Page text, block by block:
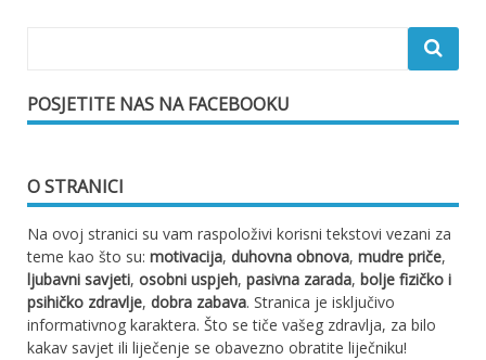
POSJETITE NAS NA FACEBOOKU
O STRANICI
Na ovoj stranici su vam raspoloživi korisni tekstovi vezani za
teme kao što su: motivacija, duhovna obnova, mudre priče,
ljubavni savjeti, osobni uspjeh, pasivna zarada, bolje fizičko i
psihičko zdravlje, dobra zabava. Stranica je isključivo
informativnog karaktera. Što se tiče vašeg zdravlja, za bilo
kakav savjet ili liječenje se obavezno obratite liječniku!